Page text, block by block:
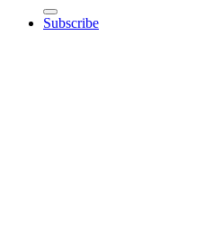
Subscribe